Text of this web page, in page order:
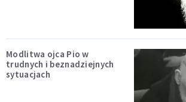
Modlitwa ojca Pio w
trudnych i beznadziejnych
sytuacjach